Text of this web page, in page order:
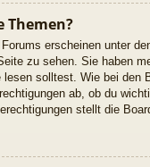
Themen?
erscheinen unter
zu sehen. Sie haben
lesen solltest. Wie bei den
ab, ob du
stellt die